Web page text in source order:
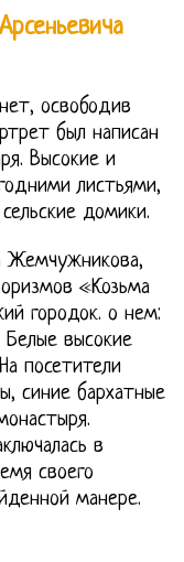
освободив
был написан
Высокие и
листьями,
домики.
Жемчужникова,
«Козьма
городок. о нем:
Белые высокие
посетители
синие бархатные
в
своего
манере.